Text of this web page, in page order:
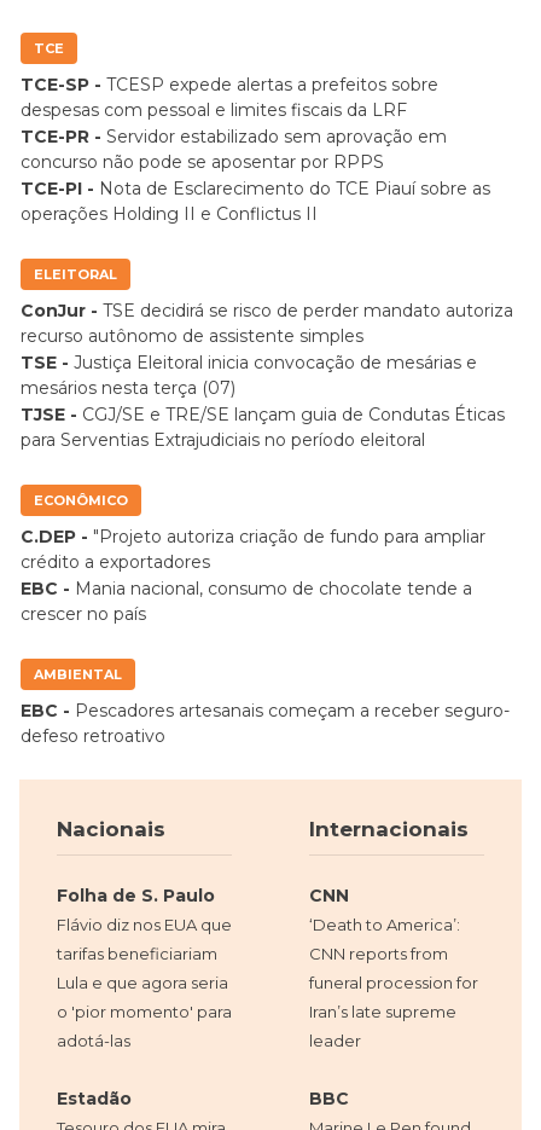
TCE
TCE-SP - TCESP expede alertas a prefeitos sobre
despesas com pessoal e limites fiscais da LRF
TCE-PR - Servidor estabilizado sem aprovação em
concurso não pode se aposentar por RPPS
TCE-PI - Nota de Esclarecimento do TCE Piauí sobre as
operações Holding II e Conflictus II
ELEITORAL
ConJur - TSE decidirá se risco de perder mandato autoriza
recurso autônomo de assistente simples
TSE - Justiça Eleitoral inicia convocação de mesárias e
mesários nesta terça (07)
TJSE - CGJ/SE e TRE/SE lançam guia de Condutas Éticas
para Serventias Extrajudiciais no período eleitoral
ECONÔMICO
C.DEP - "Projeto autoriza criação de fundo para ampliar
crédito a exportadores
EBC - Mania nacional, consumo de chocolate tende a
crescer no país
AMBIENTAL
EBC - Pescadores artesanais começam a receber seguro-
defeso retroativo
Nacionais
Folha de S. Paulo
Flávio diz nos EUA que
tarifas beneficiariam
Lula e que agora seria
o 'pior momento' para
adotá-las
Estadão
Internacionais
CNN
‘Death to America’:
CNN reports from
funeral procession for
Iran’s late supreme
leader
BBC